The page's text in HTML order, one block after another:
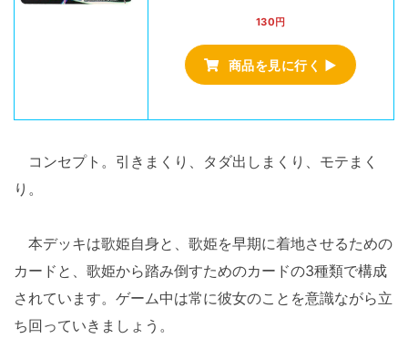
130円
商品を見に行く ▶
コンセプト。引きまくり、タダ出しまくり、モテまく
り。
本デッキは歌姫自身と、歌姫を早期に着地させるための
カードと、歌姫から踏み倒すためのカードの3種類で構成
されています。ゲーム中は常に彼女のことを意識ながら立
ち回っていきましょう。